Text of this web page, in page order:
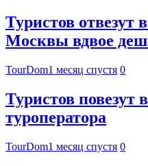
Туристов отвезут
Москвы вдвое
TourDom1 месяц спустя 0
Туристов повезут
туроператора
TourDom1 месяц спустя 0